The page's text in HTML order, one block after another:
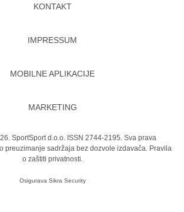
KONTAKT
IMPRESSUM
MOBILNE APLIKACIJE
MARKETING
SportSport d.o.o. ISSN 2744-2195. Sva prava
preuzimanje sadržaja bez dozvole izdavača. Pravila
o zaštiti privatnosti.
Osigurava Sikra Security